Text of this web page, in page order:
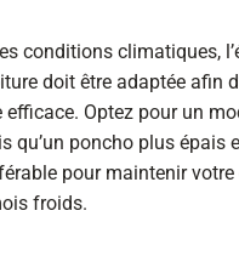
conditions climatiques,
doit être adaptée afin
Optez pour un
qu’un poncho plus épais
pour maintenir
froids.